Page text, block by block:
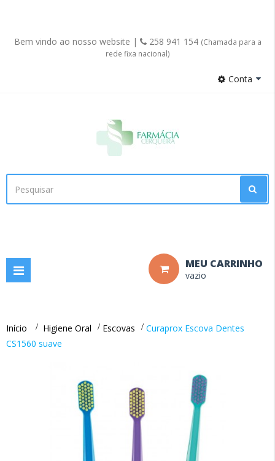
Bem vindo ao nosso website | 258 941 154 (Chamada para a
rede fixa nacional)
Conta
MEU CARRINHO
vazio
Toggle
navigation
Início > Higiene Oral > Escovas > Curaprox Escova Dentes
CS1560 suave